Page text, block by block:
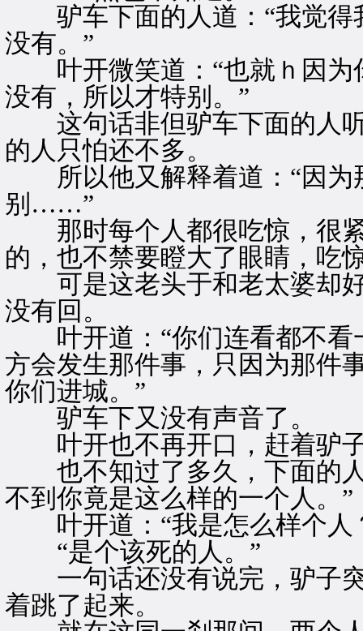
驴车下面的人道：“我觉得
没有。”
叶开微笑道：“也就ｈ因为
没有，所以才特别。”
这句话非但驴车下面的人听
的人只怕还不多。
所以他又解释着道：“因为
别……”
那时每个人都很吃惊，很紧
的，也不禁要瞪大了眼睛，吃
可是这老头于和老太婆却好
没有回。
叶开道：“你们连看都不看
方会发生那件事，只因为那件
你们进城。”
驴车下又没有声音了。
叶开也不再开口，赶着驴
也不知过了多久，下面的人
不到你竟是这么样的一个人。”
叶开道：“我是怎么样个人
“是个该死的人。”
一句话还没有说完，驴子突
着跳了起来。